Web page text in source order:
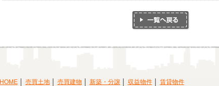
HOME 売買土地 売買建物 新築・分譲 収益物件 賃貸物件